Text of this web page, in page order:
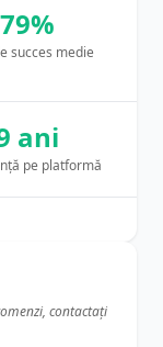
79%
succes medie
ani
pe platformă
contactați